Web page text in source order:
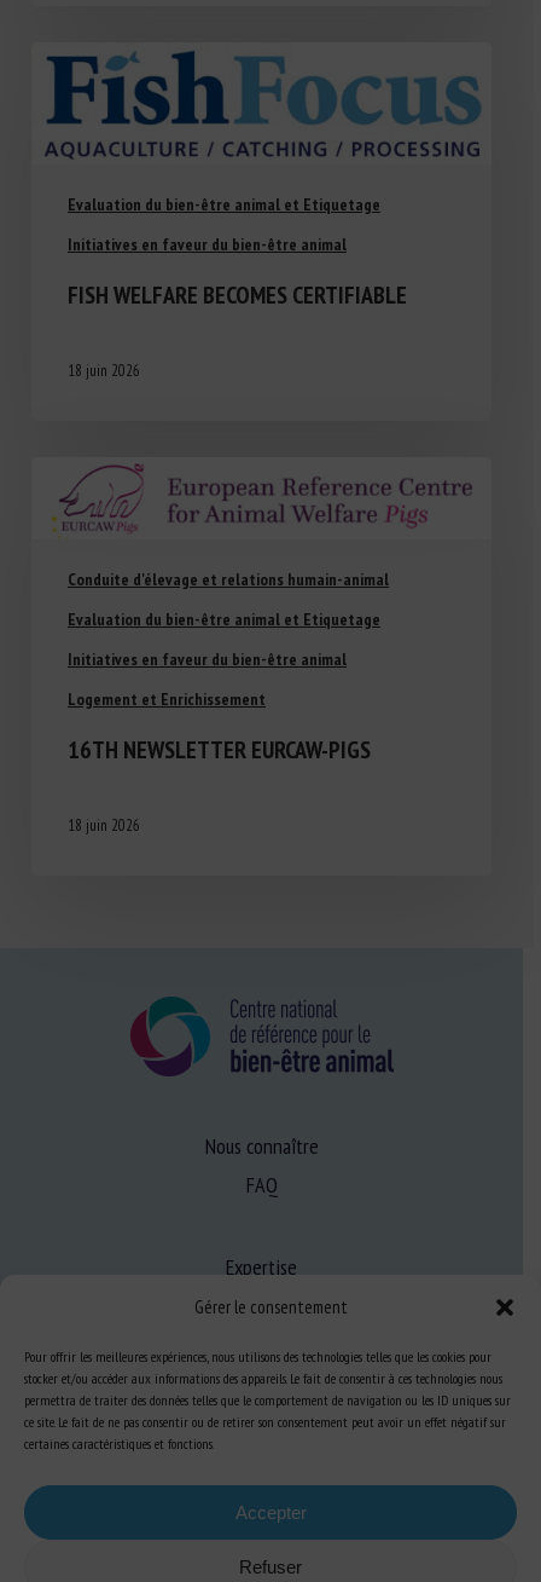
Gérer le consentement
Pour offrir les meilleures expériences, nous utilisons des technologies telles que les cookies pour
stocker et/ou accéder aux informations des appareils. Le fait de consentir à ces technologies nous
permettra de traiter des données telles que le comportement de navigation ou les ID uniques sur
ce site. Le fait de ne pas consentir ou de retirer son consentement peut avoir un effet négatif sur
certaines caractéristiques et fonctions.
Accepter
Refuser
Evaluation du bien-être animal et Etiquetage
Initiatives en faveur du bien-être animal
FISH WELFARE BECOMES CERTIFIABLE
18 juin 2026
Conduite d'élevage et relations humain-animal
Evaluation du bien-être animal et Etiquetage
Initiatives en faveur du bien-être animal
Logement et Enrichissement
16TH NEWSLETTER EURCAW-PIGS
18 juin 2026
Nous connaître
FAQ
Expertise
S’informer sur le BEA
Ressources
S’abonner aux actualités